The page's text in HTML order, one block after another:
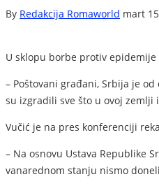
By Redakcija Romaworld mart
U sklopu borbe protiv
– Poštovani građani, Srbija je
su izgradili sve što u ovoj zemlji
Vučić je na pres konferenciji
– Na osnovu Ustava Republike
vanarednom stanju nismo